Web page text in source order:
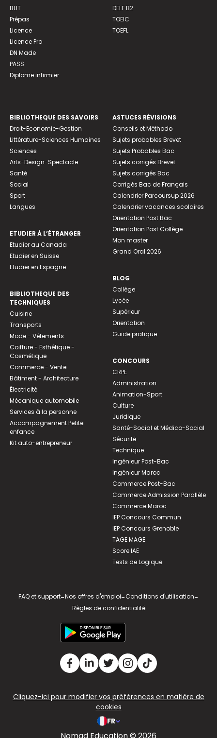
BUT
Prépas
Licence
Licence Pro
DN Made
PASS
Diplome infirmier
DELF B2
TOEIC
TOEFL
BIBLIOTHEQUE DES SAVOIRS
Droit-Economie-Gestion
Littérature-Sciences Humaines
Sciences
Arts-Design-Spectacle
Santé
Social
Sport
Langues
ETUDIER À L’ÉTRANGER
Etudier au Canada
Etudier en Suisse
Etudier en Espagne
BIBLIOTHEQUE DES
TECHNIQUES
Cuisine
Transports
Mode - Vêtements
Coiffure - Esthétique -
Cosmétique
Commerce - Vente
Bâtiment - Architecture
Électricité
Mécanique automobile
Services à la personne
Accompagnement Petite
enfance
Kit auto-entrepreneur
ASTUCES RÉVISIONS
Conseils et Méthodo
Sujets probables Brevet
Sujets Probables Bac
Sujets corrigés Brevet
Sujets corrigés Bac
Corrigés Bac de Français
Calendrier Parcoursup 2026
Calendrier vacances scolaires
Orientation Post Bac
Orientation Post Collège
Mon master
Grand Oral 2026
BLOG
Collège
Lycée
Supérieur
Orientation
Guide pratique
CONCOURS
CRPE
Administration
Animation-Sport
Culture
Juridique
Santé-Social et Médico-Social
Sécurité
Technique
Ingénieur Post-Bac
Ingénieur Maroc
Commerce Post-Bac
Commerce Admission Parallèle
Commerce Maroc
IEP Concours Commun
IEP Concours Grenoble
TAGE MAGE
Score IAE
Tests de Logique
FAQ et support-Nos offres d'emploi-Conditions d'utilisation-
Règles de confidentialité
Cliquez-ici pour modifier vos préférences en matière de
cookies
FR
Nomad Education © 2026